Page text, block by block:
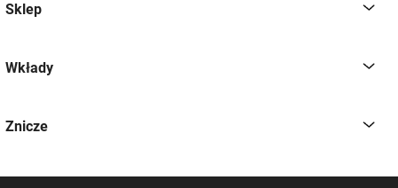
Sklep
Wkłady
Znicze